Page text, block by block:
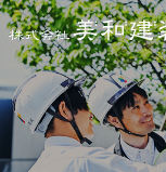
お家をきれいに
会社をきれいに
クリーニング